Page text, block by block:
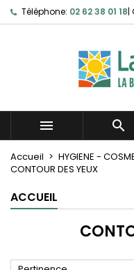
Téléphone: 02 62 38 01 18|
 
Accueil HYGIENE -
CONTOUR DES YEUX
ACCUEIL